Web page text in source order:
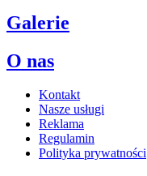
Galerie
O nas
Kontakt
Nasze usługi
Reklama
Regulamin
Polityka prywatności